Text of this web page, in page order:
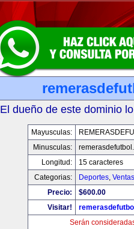
El dueño de este dominio
Mayusculas:
Minusculas:
Longitud:
15 caracteres
Categorias:
Deportes,
Precio:
$600.00
Visitar!
Serán